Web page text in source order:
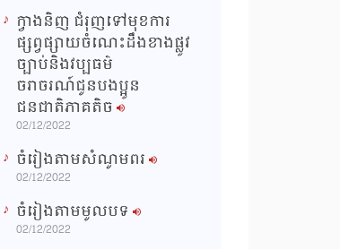
ក្វាងនិញ ជំរុញទៅមុខការ
ផ្សព្វផ្សាយចំណេះដឹងខាងផ្លូវ
ច្បាប់និងវប្បធម៌
ចរាចរណ៍ជូនបងប្អូន
ជនជាតិភាគតិច
02/12/2022
ចំរៀងតាមសំណូមពរ
02/12/2022
ចំរៀងតាមមូលបទ
02/12/2022